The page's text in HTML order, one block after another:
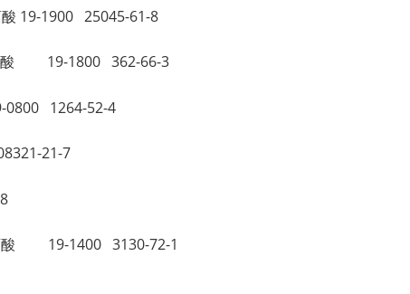
19-1900 25045-61-8
酸 19-1800 362-66-3
1264-52-4
21-7
酸 19-1400 3130-72-1